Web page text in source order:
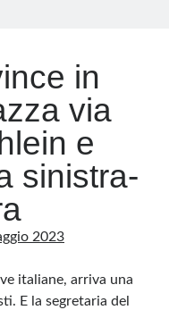
in
via
e
sinistra-
2023
italiane, arriva una
E la segretaria del